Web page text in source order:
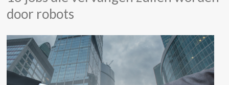
door robots